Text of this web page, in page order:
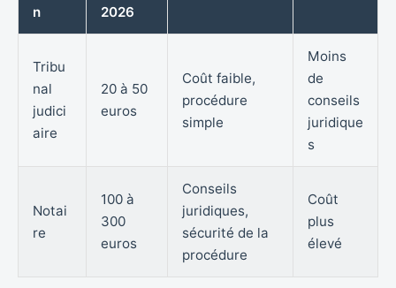
n
2026
Tribu
nal
judici
aire
20 à 50
euros
Coût faible,
procédure
simple
Moins
de
conseils
juridique
s
Notai
re
100 à
300
euros
Conseils
juridiques,
sécurité de la
procédure
Coût
plus
élevé